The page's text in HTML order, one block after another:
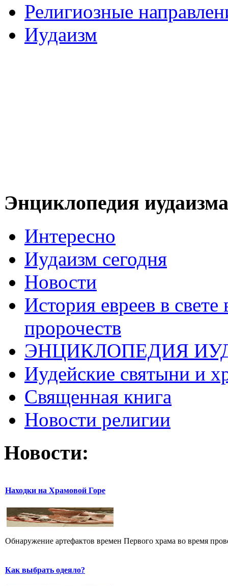
Религиозные
Иудаизм
Энциклопедия иудаизма
Интересно
Иудаизм сегодня
Новости
История евреев в
пророчеств
ЭНЦИКЛОПЕДИЯ
Иудейские святыни и
Священная книга
Новости религии
Новости:
Находки на Храмовой Горе
Обнаружение артефактов времен Первого храма во время
Как выбрать одеяло?